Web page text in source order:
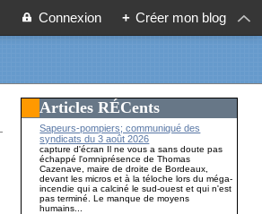
Connexion + Créer mon blog
Articles RÉCents
Sapeurs-pompiers; communiqué des
syndicats du 3 août 2026
capture d'écran Il ne vous a sans doute pas
échappé l'omniprésence de Thomas
Cazenave, maire de droite de Bordeaux,
devant les micros et à la téloche lors du méga-
incendie qui a calciné le sud-ouest et qui n'est
pas terminé. Le manque de moyens
humains...